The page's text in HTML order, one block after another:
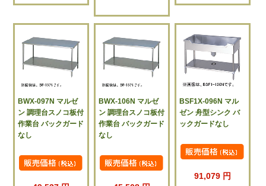
BWX-097N マルゼ
ン 調理台スノコ板付
作業台 バックガード
なし
BWX-106N マルゼ
ン 調理台スノコ板付
作業台 バックガード
なし
BSF1X-096N マル
ゼン 舟型シンク バ
ックガードなし
91,079 円